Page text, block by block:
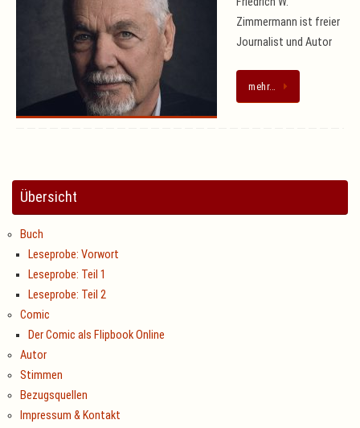
Zimmermann ist freier
Journalist und Autor
mehr…
Übersicht
Buch
Leseprobe: Vorwort
Leseprobe: Teil 1
Leseprobe: Teil 2
Comic
Der Comic als Flipbook Online
Autor
Stimmen
Bezugsquellen
Impressum & Kontakt